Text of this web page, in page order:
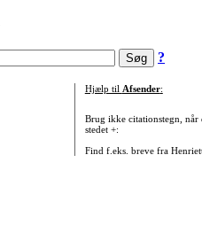
?
Hjælp til Afsender:
Brug ikke citationstegn, når
stedet +:
Find f.eks. breve fra